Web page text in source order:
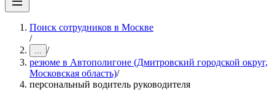
Поиск сотрудников в Москве
/
... /
резюме в Автополигоне (Дмитровский городской округ,
Московская область)/
персональный водитель руководителя